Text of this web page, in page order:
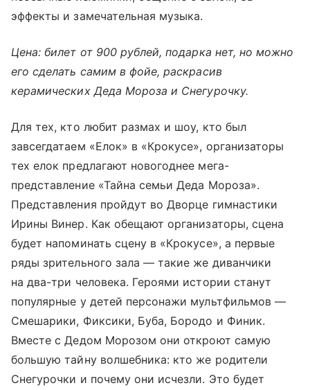
эффекты и замечательная музыка.
Цена: билет от 900 рублей, подарка нет, но можно
его сделать самим в фойе, раскрасив
керамических Деда Мороза и Снегурочку.
Для тех, кто любит размах и шоу, кто был
завсегдатаем «Елок» в «Крокусе», организаторы
тех елок предлагают новогоднее мега-
представление «Тайна семьи Деда Мороза».
Представления пройдут во Дворце гимнастики
Ирины Винер. Как обещают организаторы, сцена
будет напоминать сцену в «Крокусе», а первые
ряды зрительного зала — такие же диванчики
на два-три человека. Героями истории станут
популярные у детей персонажи мультфильмов —
Смешарики, Фиксики, Буба, Бородо и Финик.
Вместе с Дедом Морозом они откроют самую
большую тайну волшебника: кто же родители
Снегурочки и почему они исчезли. Это будет